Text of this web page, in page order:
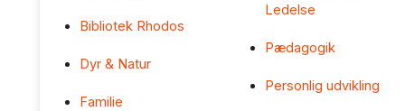
Bibliotek Rhodos
Dyr & Natur
Familie
Ledelse
Pædagogik
Personlig udvikling